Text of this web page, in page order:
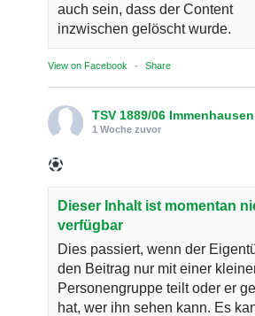
auch sein, dass der Content
inzwischen gelöscht wurde.
View on Facebook · Share
TSV 1889/06 Immenhausen
1 Woche zuvor
Dieser Inhalt ist momentan
verfügbar
Dies passiert, wenn der
den Beitrag nur mit einer
Personengruppe teilt oder er
hat, wer ihn sehen kann. Es